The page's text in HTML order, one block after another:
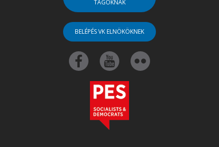
TAGOKNAK
BELÉPÉS VK ELNÖKÖKNEK